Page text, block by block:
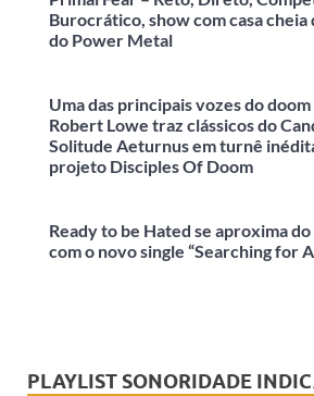
Burocrático, show com casa cheia
do Power Metal
Uma das principais vozes do
Robert Lowe traz clássicos do
Solitude Aeturnus em turnê
projeto Disciples Of Doom
Ready to be Hated se aproxima
com o novo single “Searching for
PLAYLIST SONORIDADE